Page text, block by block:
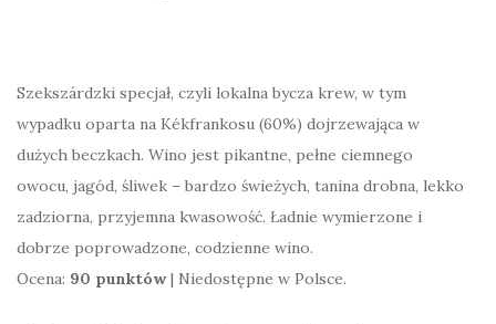
Szekszárdzki specjał, czyli lokalna bycza krew, w tym
wypadku oparta na Kékfrankosu (60%) dojrzewająca w
dużych beczkach. Wino jest pikantne, pełne ciemnego
owocu, jagód, śliwek – bardzo świeżych, tanina drobna, lekko
zadziorna, przyjemna kwasowość. Ładnie wymierzone i
dobrze poprowadzone, codzienne wino.
Ocena: 90 punktów | Niedostępne w Polsce.